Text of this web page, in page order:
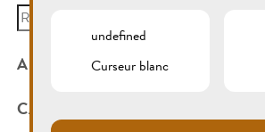
Search
for:
ARCHIVES
CATÉGORIES
undefined
Curseur blanc